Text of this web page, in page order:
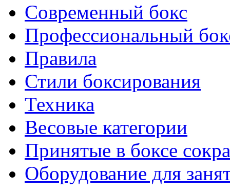
Современный бокс
Профессиональный
Правила
Стили боксирования
Техника
Весовые категории
Принятые в боксе
Оборудование для